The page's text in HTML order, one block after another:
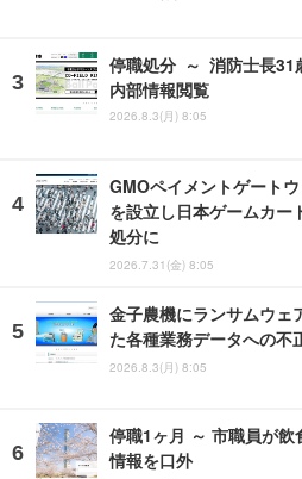
停職処分 ～ 消防士長31
内部情報閲覧
2026.8.3(月) 8:05
GMOペイメントゲート
を設立し日本ゲームカー
処分に
2026.7.31(金) 8:05
金子農機にランサムウェ
た各種業務データへの不
2026.8.3(月) 8:05
停職1ヶ月 ～ 市職員が
情報を口外